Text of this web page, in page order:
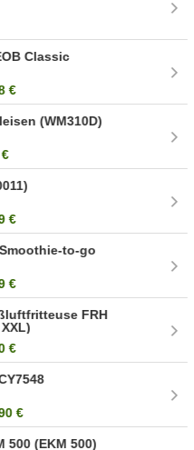
Classic
€
(WM310D)
€
to-go
€
FRH
€
€
500 (EKM 500)